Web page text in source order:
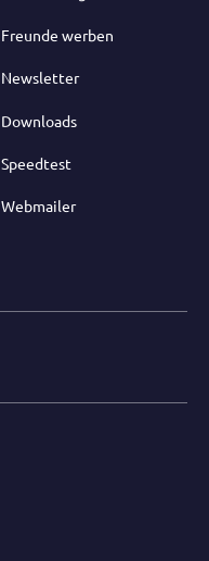
Freunde werben
Newsletter
Downloads
Speedtest
Webmailer